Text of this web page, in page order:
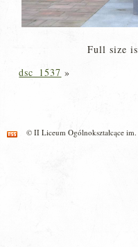
Full size is
dsc_1537 »
© II Liceum Ogólnokształcące